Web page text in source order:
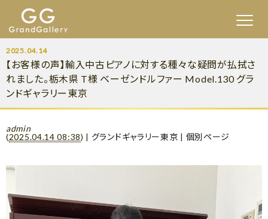
2025.04.14
【お客様の声】輸入中古ピアノに対する種々な疑問が払拭さ
れました。栃木県 T様 ベーゼンドルファー Model.130 グラ
ンドギャラリー東京
admin
(2025.04.14 08:38) | グランドギャラリー東京 | 個別ページ